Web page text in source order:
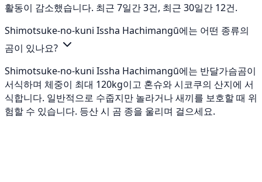
활동이 감소했습니다. 최근 7일간 3건, 최근 30일간 12건.
Shimotsuke-no-kuni Issha Hachimangū에는 어떤 종류의
곰이 있나요?
Shimotsuke-no-kuni Issha Hachimangū에는 반달가슴곰이
서식하며 체중이 최대 120kg이고 혼슈와 시코쿠의 산지에 서
식합니다. 일반적으로 수줍지만 놀라거나 새끼를 보호할 때 위
험할 수 있습니다. 등산 시 곰 종을 울리며 걸으세요.